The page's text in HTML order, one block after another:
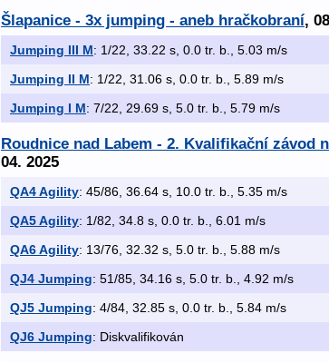
Šlapanice - 3x jumping - aneb hračkobraní,
Jumping III M: 1/22, 33.22 s, 0.0 tr. b., 5.03 m/s
Jumping II M: 1/22, 31.06 s, 0.0 tr. b., 5.89 m/s
Jumping I M: 7/22, 29.69 s, 5.0 tr. b., 5.79 m/s
Roudnice nad Labem - 2. Kvalifikační závod
04. 2025
QA4 Agility: 45/86, 36.64 s, 10.0 tr. b., 5.35 m/s
QA5 Agility: 1/82, 34.8 s, 0.0 tr. b., 6.01 m/s
QA6 Agility: 13/76, 32.32 s, 5.0 tr. b., 5.88 m/s
QJ4 Jumping: 51/85, 34.16 s, 5.0 tr. b., 4.92 m/s
QJ5 Jumping: 4/84, 32.85 s, 0.0 tr. b., 5.84 m/s
QJ6 Jumping: Diskvalifikován